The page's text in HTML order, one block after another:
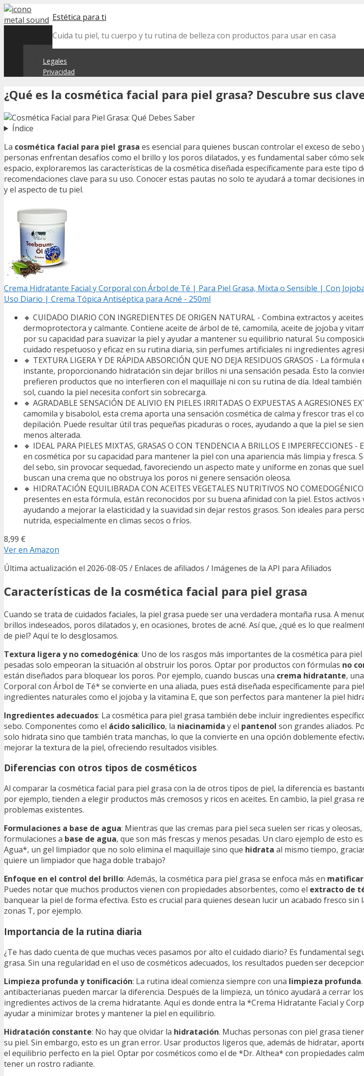
Skip
to
Estética para ti
Cuida tu piel, tu cuerpo y tu rutina de belleza con productos para usar en casa
Legales
Privacidad
¿Qué es la cosmética facial para piel grasa? Descubre sus
Índice
La cosmética facial para piel grasa es esencial para quienes buscan controlar el exceso de
personas enfrentan desafíos como el brillo y los poros dilatados, y es fundamental saber cómo
espacio, exploraremos las características de la cosmética diseñada específicamente para este tipo
recomendaciones clave para su uso. Conocer estas pautas no solo te ayudará a tomar decisiones
y el aspecto de tu piel.
Crema Hidratante Facial y Corporal con Árbol de Té | Para Piel Grasa, Mixta o Sensible | Con
Uso Diario | Crema Tópica Antiséptica para Acné - 250ml
🔸 CUIDADO DIARIO CON INGREDIENTES DE ORIGEN NATURAL - Combina extractos y
dermoprotectora y calmante. Contiene aceite de árbol de té, camomila, aceite de jojoba y
por su capacidad para suavizar la piel y ayudar a mantener su equilibrio natural. Su
cuidado respetuoso y eficaz en su rutina diaria, sin perfumes artificiales ni ingredientes
🔸 TEXTURA LIGERA Y DE RÁPIDA ABSORCIÓN QUE NO DEJA RESIDUOS GRASOS - La
instante, proporcionando hidratación sin dejar brillos ni una sensación pesada. Esto la
prefieren productos que no interfieren con el maquillaje ni con su rutina de día. Ideal
sol, cuando la piel necesita confort sin sobrecarga.
🔸 AGRADABLE SENSACIÓN DE ALIVIO EN PIELES IRRITADAS O EXPUESTAS A
camomila y bisabolol, esta crema aporta una sensación cosmética de calma y frescor tras el
depilación. Puede resultar útil tras pequeñas picaduras o roces, ayudando a que la piel se
menos alterada.
🔸 IDEAL PARA PIELES MIXTAS, GRASAS O CON TENDENCIA A BRILLOS E
en cosmética por su capacidad para mantener la piel con una apariencia más limpia y
del sebo, sin provocar sequedad, favoreciendo un aspecto mate y uniforme en zonas que
buscan una crema que no obstruya los poros ni genere sensación oleosa.
🔸 HIDRATACIÓN EQUILIBRADA CON ACEITES VEGETALES NUTRITIVOS NO
presentes en esta fórmula, están reconocidos por su buena afinidad con la piel. Estos
ayudando a mejorar la elasticidad y la suavidad sin dejar restos grasos. Son ideales para
nutrida, especialmente en climas secos o fríos.
8,99 €
Ver en Amazon
Última actualización el 2026-08-05 / Enlaces de afiliados / Imágenes de la API para Afiliados
Características de la cosmética facial para piel grasa
Cuando se trata de cuidados faciales, la piel grasa puede ser una verdadera montaña rusa. A
brillos indeseados, poros dilatados y, en ocasiones, brotes de acné. Así que, ¿qué es lo que
de piel? Aquí te lo desglosamos.
Textura ligera y no comedogénica: Uno de los rasgos más importantes de la cosmética para
pesadas solo empeoran la situación al obstruir los poros. Optar por productos con fórmulas no
están diseñados para bloquear los poros. Por ejemplo, cuando buscas una crema hidratante,
Corporal con Árbol de Té* se convierte en una aliada, pues está diseñada específicamente para
ingredientes naturales como el jojoba y la vitamina E, que son perfectos para mantener la piel
Ingredientes adecuados: La cosmética para piel grasa también debe incluir ingredientes
sebo. Componentes como el ácido salicílico, la niacinamida y el pantenol son grandes aliados.
solo hidrata sino que también trata manchas, lo que la convierte en una opción doblemente
mejorar la textura de la piel, ofreciendo resultados visibles.
Diferencias con otros tipos de cosméticos
Al comparar la cosmética facial para piel grasa con la de otros tipos de piel, la diferencia es
por ejemplo, tienden a elegir productos más cremosos y ricos en aceites. En cambio, la piel grasa
problemas existentes.
Formulaciones a base de agua: Mientras que las cremas para piel seca suelen ser ricas y
formulaciones a base de agua, que son más frescas y menos pesadas. Un claro ejemplo de esto
Agua*, un gel limpiador que no solo elimina el maquillaje sino que hidrata al mismo tiempo,
quiere un limpiador que haga doble trabajo?
Enfoque en el control del brillo: Además, la cosmética para piel grasa se enfoca más en matificar
Puedes notar que muchos productos vienen con propiedades absorbentes, como el extracto de
banquear la piel de forma efectiva. Esto es crucial para quienes desean lucir un acabado fresco
zonas T, por ejemplo.
Importancia de la rutina diaria
¿Te has dado cuenta de que muchas veces pasamos por alto el cuidado diario? Es fundamental
grasa. Sin una regularidad en el uso de cosméticos adecuados, los resultados pueden ser
Limpieza profunda y tonificación: La rutina ideal comienza siempre con una limpieza profunda
antibacterianas pueden marcar la diferencia. Después de la limpieza, un tónico ayudará a cerrar
ingredientes activos de la crema hidratante. Aquí es donde entra la *Crema Hidratante Facial y
ayudar a minimizar brotes y mantener la piel en equilibrio.
Hidratación constante: No hay que olvidar la hidratación. Muchas personas con piel grasa
su piel. Sin embargo, esto es un gran error. Usar productos ligeros que, además de hidratar,
el equilibrio perfecto en la piel. Optar por cosméticos como el de *Dr. Althea* con propiedades
tener un rostro radiante.